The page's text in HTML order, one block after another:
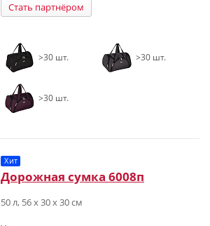
Стать партнёром
>30 шт. >30 шт.
>30 шт.
Хит
Дорожная сумка 6008п
50 л, 56 х 30 х 30 см